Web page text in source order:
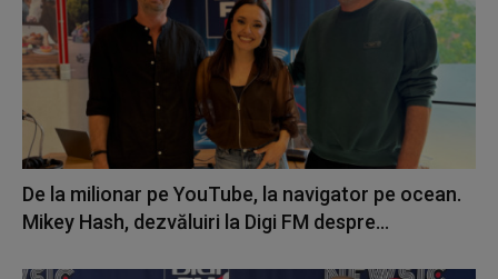
De la milionar pe YouTube, la navigator pe ocean.
Mikey Hash, dezvăluiri la Digi FM despre...